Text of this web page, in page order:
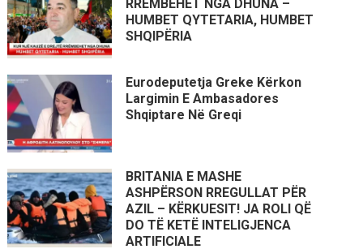
RRËMBEHET NGA DHUNA –
HUMBET QYTETARIA, HUMBET
SHQIPËRIA
Eurodeputetja Greke Kërkon
Largimin E Ambasadores
Shqiptare Në Greqi
BRITANIA E MASHE
ASHPËRSON RREGULLAT PËR
AZIL – KËRKUESIT! JA ROLI QË
DO TË KETË INTELIGJENCA
ARTIFICIALE